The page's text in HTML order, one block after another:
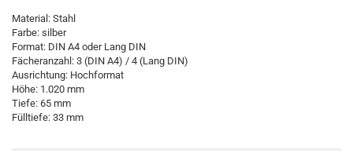
Material: Stahl
Farbe: silber
Format: DIN A4 oder Lang DIN
Fächeranzahl: 3 (DIN A4) / 4 (Lang DIN)
Ausrichtung: Hochformat
Höhe: 1.020 mm
Tiefe: 65 mm
Fülltiefe: 33 mm